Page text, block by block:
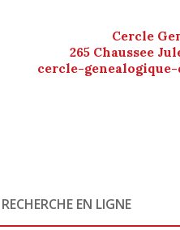
Cercle
265 Chaussee
cercle-
RECHERCHE EN LIGNE